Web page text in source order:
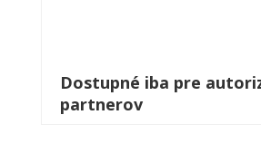
Dostupné iba pre
partnerov